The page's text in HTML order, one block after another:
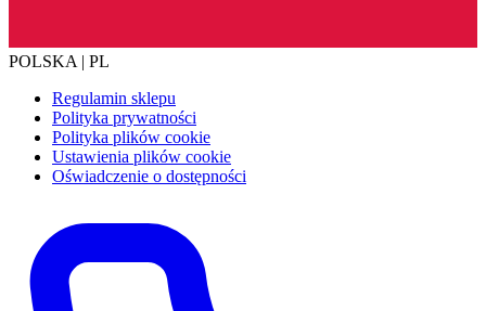
POLSKA | PL
Regulamin sklepu
Polityka prywatności
Polityka plików cookie
Ustawienia plików cookie
Oświadczenie o dostępności